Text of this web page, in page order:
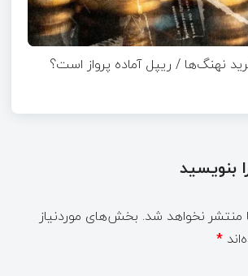
نهنگ‌ها / ریپل آماده پرواز است؟
بنویسید
منتشر نخواهد شد. بخش‌های موردنیاز
*